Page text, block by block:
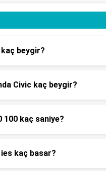
beygir?
Civic kaç beygir?
100 kaç saniye?
kaç basar?